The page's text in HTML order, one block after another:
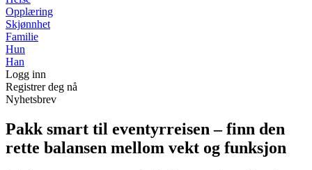
Opplæring
Skjønnhet
Familie
Hun
Han
Logg inn
Registrer deg nå
Nyhetsbrev
Pakk smart til eventyrreisen – finn den
rette balansen mellom vekt og funksjon